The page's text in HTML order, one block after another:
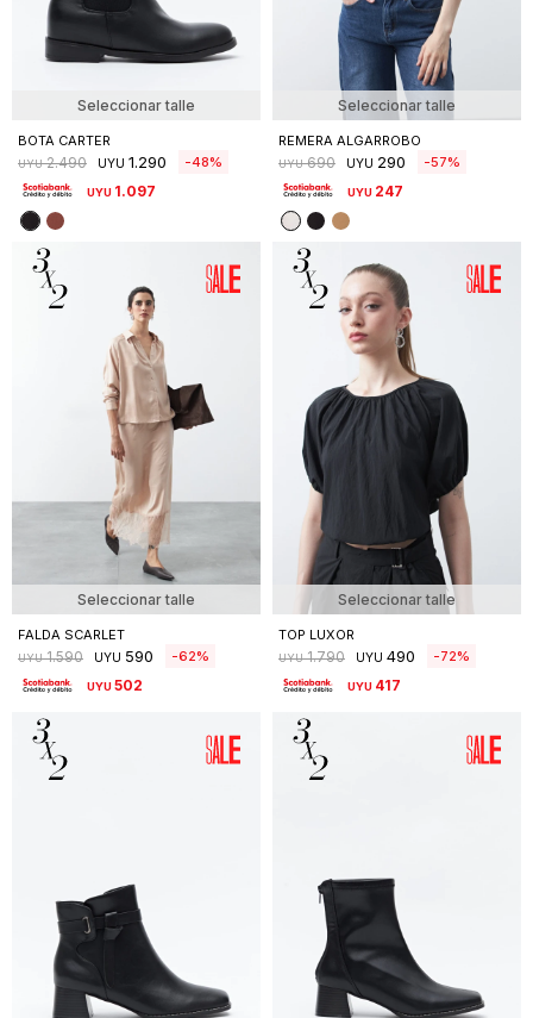
Seleccionar talle
BOTA CARTER
UYU 2.490 UYU 1.290 48
UYU 1.097
Seleccionar talle
REMERA ALGARROBO
UYU 690 UYU 290 57
UYU 247
Seleccionar talle
FALDA SCARLET
UYU 1.590 UYU 590 62
UYU502
Seleccionar talle
TOP LUXOR
UYU 1.790 UYU 490 72
UYU 417